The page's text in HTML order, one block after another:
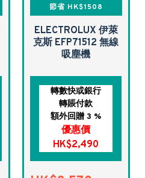
節省 HK$1508
ELECTROLUX 伊萊
克斯 EFP71512 無線
吸塵機
轉數快或銀行
轉賬付款
額外回贈 3 %
優惠價
HK$2,490